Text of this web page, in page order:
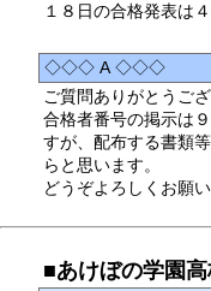
１８日の合格発表は
◇◇◇ A ◇◇◇
ご質問ありがとうござ
合格者番号の掲示は
すが、配布する書類
らと思います。
どうぞよろしくお願い
■あけぼの学園